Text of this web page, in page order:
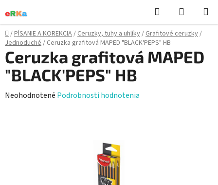
na
obsah
Hľadať
KOŠÍK
Domov
/PÍSANIE A KOREKCIA/Ceruzky, tuhy a uhlíky/Grafitové ceruzky/
Jednoduché/ Ceruzka grafitová MAPED "BLACK'PEPS" HB
Ceruzka grafitová MAPED
"BLACK'PEPS" HB
Priemerné
Neohodnotené Podrobnosti hodnotenia